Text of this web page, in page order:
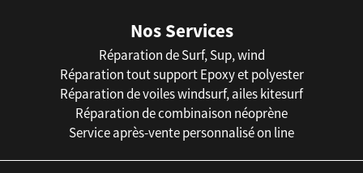
Nos Services
Réparation de Surf, Sup, wind
Réparation tout support Epoxy et polyester
Réparation de voiles windsurf, ailes kitesurf
Réparation de combinaison néoprène
Service après-vente personnalisé on line